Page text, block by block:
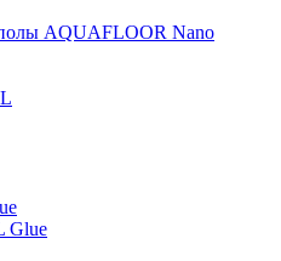
AQUAFLOOR Nano
Glue